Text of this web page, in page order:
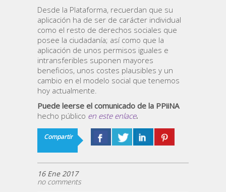
Desde la Plataforma, recuerdan que su
aplicación ha de ser de carácter individual
como el resto de derechos sociales que
posee la ciudadanía; así como que la
aplicación de unos permisos iguales e
intransferibles suponen mayores
beneficios, unos costes plausibles y un
cambio en el modelo social que tenemos
hoy actualmente.
Puede leerse el comunicado de la PPiiNA
hecho público en este enlace.
Compartir
16 Ene 2017
no comments